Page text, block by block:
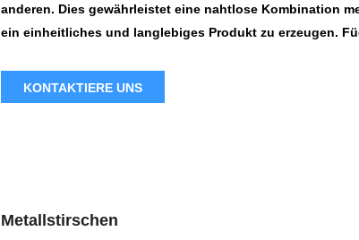
anderen. Dies gewährleistet eine nahtlose Kombination
ein einheitliches und langlebiges Produkt zu erzeugen.
Prozesse, um sicherzustellen, dass jede Komponente die
KONTAKTIERE UNS
Metallstirschen